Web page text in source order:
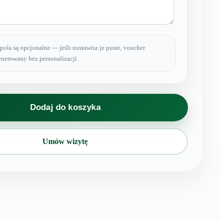
są opcjonalne — jeśli zostawisz je puste, voucher
bez personalizacji.
Dodaj do koszyka
Umów wizytę